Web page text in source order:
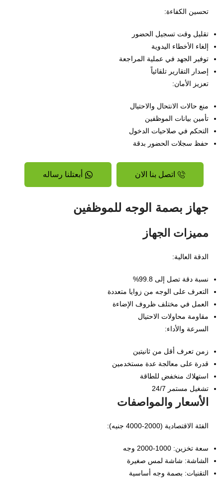
تحسين الكفاءة:
تقليل وقت تسجيل الحضور
إلغاء الأخطاء اليدوية
توفير الجهد في عملية المراجعة
إصدار التقارير تلقائياً
تعزيز الأمان:
منع حالات الانتحال والاحتيال
تأمين بيانات الموظفين
التحكم في صلاحيات الدخول
حفظ سجلات الحضور بدقة
اتصل بنا الان أبعتلنا رساله
جهاز بصمة الوجه للموظفين
مميزات الجهاز
الدقة العالية:
نسبة دقة تصل إلى 99.8%
التعرف على الوجه من زوايا متعددة
العمل في مختلف ظروف الإضاءة
مقاومة محاولات الاحتيال
السرعة والأداء:
زمن تعرف أقل من ثانيتين
قدرة على معالجة عدة مستخدمين
استهلاك منخفض للطاقة
تشغيل مستمر 24/7
الأسعار والمواصفات
الفئة الاقتصادية (2000-4000 جنيه):
سعة تخزين: 1000-2000 وجه
الشاشة: شاشة لمس صغيرة
التقنيات: بصمة وجه أساسية